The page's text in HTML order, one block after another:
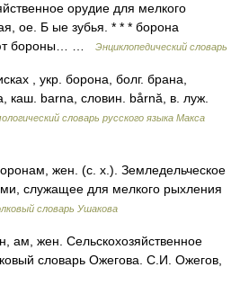
орудие для мелкого
ое. Б ые зубья. * * * борона
бороны… …
Энциклопедический словарь
, укр. борона, болг. брана,
каш. barna, словин. bårnă, в. луж.
словарь русского языка Макса
жен. (с. х.). Земледельческое
служащее для мелкого рыхления
словарь Ушакова
жен. Сельскохозяйственное
словарь Ожегова. С.И. Ожегов,